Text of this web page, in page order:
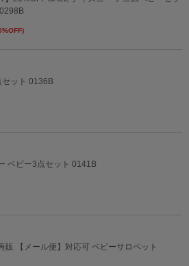
セット 0136B
ベビー3点セット 0141B
販 【メール便】対応可 ベビーサロペット